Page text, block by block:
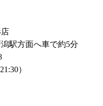
駅方面へ車で約5分
）